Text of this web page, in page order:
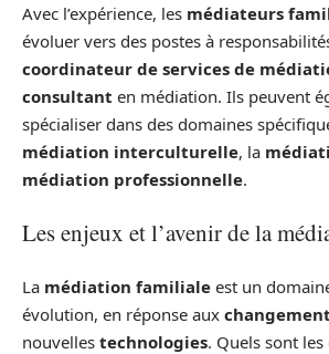
Avec l’expérience, les médiateurs
évoluer vers des postes à
coordinateur de services de
consultant en médiation. Ils peuvent
spécialiser dans des domaines
médiation interculturelle, la
médiation professionnelle.
Les enjeux et l’avenir de la
La médiation familiale est un
évolution, en réponse aux
nouvelles technologies. Quels sont